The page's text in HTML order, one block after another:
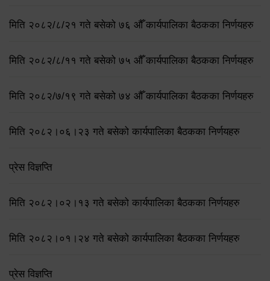
मिति २०८२/८/२१ गते बसेको ७६ औँ कार्यपालिका बैठकका निर्णयहरु
मिति २०८२/८/११ गते बसेको ७५ औँ कार्यपालिका बैठकका निर्णयहरु
मिति २०८२/७/१९ गते बसेको ७४ औँ कार्यपालिका बैठकका निर्णयहरु
मिति २०८२।०६।२३ गते बसेको कार्यपालिका बैठकका निर्णयहरु
प्रेस विज्ञप्ति
मिति २०८२।०२।१३ गते बसेको कार्यपालिका बैठकका निर्णयहरु
मिति २०८२।०१।२४ गते बसेको कार्यपालिका बैठकका निर्णयहरु
प्रेस विज्ञप्ति